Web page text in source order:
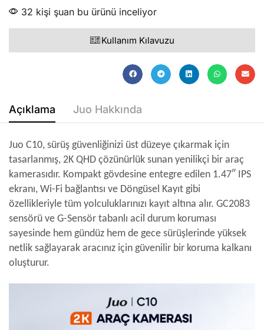
32 kişi şuan bu ürünü inceliyor
Kullanım Kılavuzu
Açıklama Juo Hakkında
Juo C10, sürüş güvenliğinizi üst düzeye çıkarmak için
tasarlanmış, 2K QHD çözünürlük sunan yenilikçi bir araç
kamerasıdır. Kompakt gövdesine entegre edilen 1.47″ IPS
ekranı, Wi-Fi bağlantısı ve Döngüsel Kayıt gibi
özellikleriyle tüm yolculuklarınızı kayıt altına alır. GC2083
sensörü ve G-Sensör tabanlı acil durum koruması
sayesinde hem gündüz hem de gece sürüşlerinde yüksek
netlik sağlayarak aracınız için güvenilir bir koruma kalkanı
oluşturur.